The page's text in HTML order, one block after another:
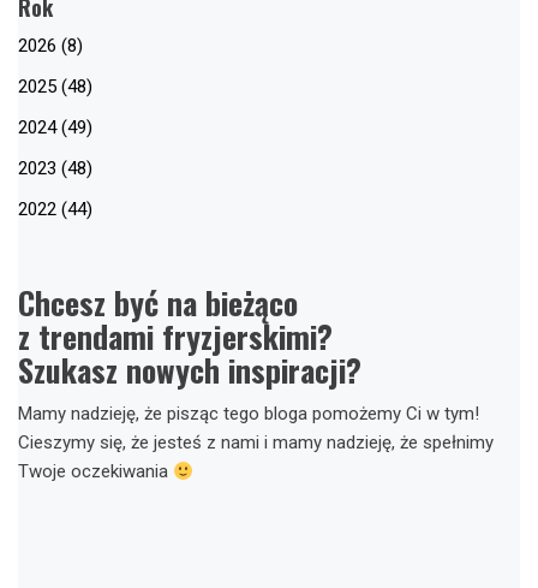
Rok
2026 (8)
2025 (48)
2024 (49)
2023 (48)
2022 (44)
Chcesz być na bieżąco
z trendami fryzjerskimi?
Szukasz nowych inspiracji?
Mamy nadzieję, że pisząc tego bloga pomożemy Ci w tym!
Cieszymy się, że jesteś z nami i mamy nadzieję, że spełnimy
Twoje oczekiwania